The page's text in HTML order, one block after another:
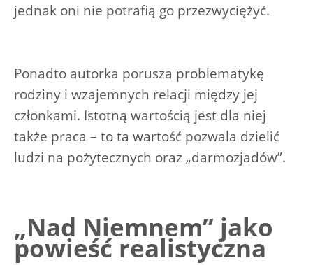
jednak oni nie potrafią go przezwyciężyć.
Ponadto autorka porusza problematykę
rodziny i wzajemnych relacji między jej
członkami. Istotną wartością jest dla niej
także praca – to ta wartość pozwala dzielić
ludzi na pożytecznych oraz „darmozjadów”.
„Nad Niemnem” jako
powieść realistyczna